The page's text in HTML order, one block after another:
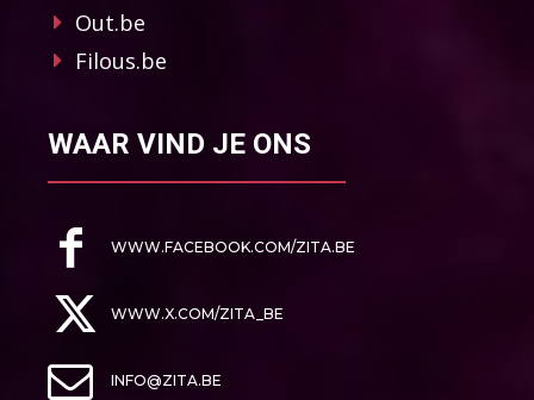
Out.be
Filous.be
WAAR VIND JE ONS
WWW.FACEBOOK.COM/ZITA.BE
WWW.X.COM/ZITA_BE
INFO@ZITA.BE